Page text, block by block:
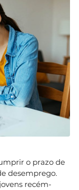
o prazo de
desemprego.
recém-